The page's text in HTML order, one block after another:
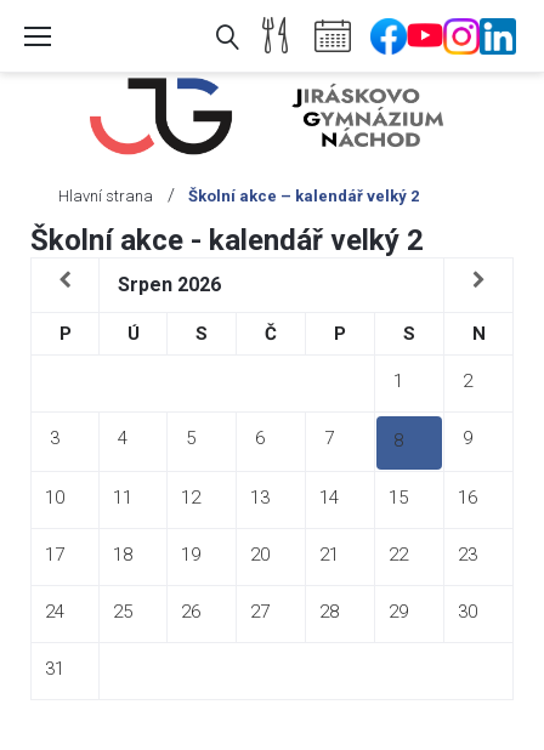
Hlavní strana / Školní akce – kalendář velký 2
Školní akce - kalendář velký 2
Srpen 2026
P Ú S Č P S N
1 2
3 4 5 6 7 8 9
10 11 12 13 14 15 16
17 18 19 20 21 22 23
24 25 26 27 28 29 30
31